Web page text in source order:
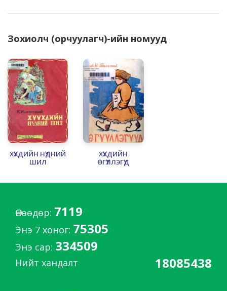
Зохиолч (орчуулагч)-ийн номууд
ХҮҮХДИЙН НҮДНИЙ
ШИЛ
ХҮҮХДИЙН
ӨГҮҮЛЛЭГҮҮД
Өнөөдөр: 7119
Энэ 7 хоног: 75305
Энэ сар: 334509
Нийт хандалт 18085438